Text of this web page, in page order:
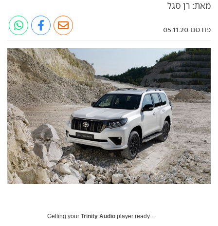
מאת: רן סגל
פורסם 05.11.20
Getting your Trinity Audio player ready...